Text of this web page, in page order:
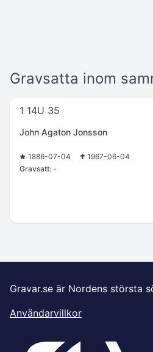
Gravsatta inom
1 14U 35
John Agaton Jonsson
1886-07-04
1967-06-04
Gravsatt: -
Gravar.se är Nordens största
Användarvillkor